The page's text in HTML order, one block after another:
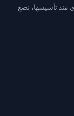
منذ تأسيسها، نضع